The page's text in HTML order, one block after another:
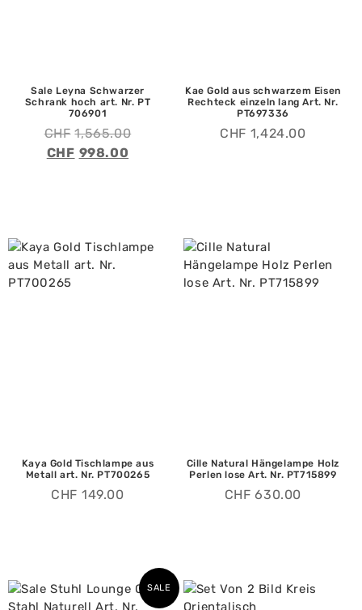
Sale Leyna Schwarzer
Schrank hoch art. Nr. PT
706901
CHF 1,565.00
CHF 998.00
Kae Gold aus schwarzem Eisen
Rechteck einzeln lang Art. Nr.
PT697336
CHF 1,424.00
Kaya Gold Tischlampe aus
Metall art. Nr. PT700265
CHF 149.00
Cille Natural Hängelampe Holz
Perlen lose Art. Nr. PT715899
CHF 630.00
SALE